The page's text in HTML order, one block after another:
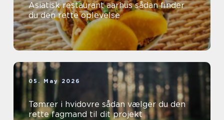
Asiatisk restaurant aarhus sådan finder
du den rette oplevelse
05. May 2026
Tømrer i hvidovre sådan vælger du den
rette fagmand til dit projekt